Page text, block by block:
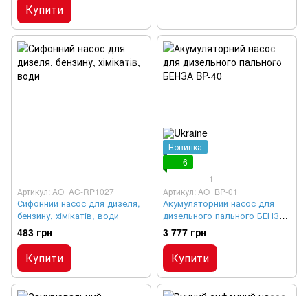
Купити
Артикул: AO_AC-RP1027
Сифонний насос для дизеля,
бензину, хімікатів, води
483 грн
Купити
Новинка
6
1
Артикул: AO_BP-01
Акумуляторний насос для
дизельного пального БЕНЗА
BP-40
3 777 грн
Купити